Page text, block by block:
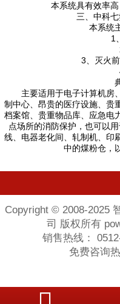
本系统具有效率高
三、中科七
本系统主
1、
2
3、灭火前
4
典
主要适用于电子计算机房、
制中心、昂贵的医疗设施、贵
档案馆、贵重物品库、应急电
点场所的消防保护，也可以
线、电器老化间、轧制机、印
中的煤粉仓，
Copyright © 2008-2025
司 版权所有
销售热线：
免费咨询热